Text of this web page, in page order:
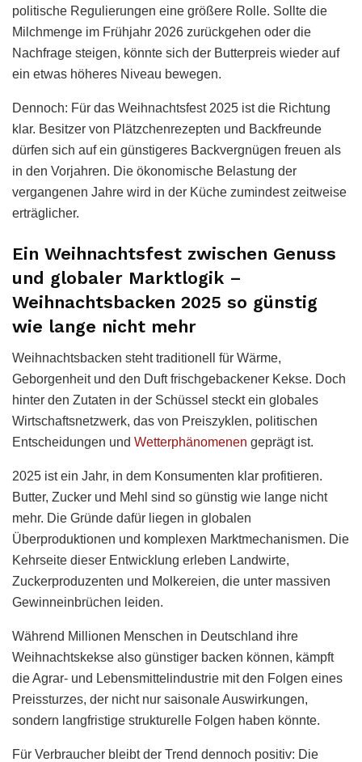
politische Regulierungen eine größere Rolle. Sollte die
Milchmenge im Frühjahr 2026 zurückgehen oder die
Nachfrage steigen, könnte sich der Butterpreis wieder auf
ein etwas höheres Niveau bewegen.
Dennoch: Für das Weihnachtsfest 2025 ist die Richtung
klar. Besitzer von Plätzchenrezepten und Backfreunde
dürfen sich auf ein günstigeres Backvergnügen freuen als
in den Vorjahren. Die ökonomische Belastung der
vergangenen Jahre wird in der Küche zumindest zeitweise
erträglicher.
Ein Weihnachtsfest zwischen Genuss
und globaler Marktlogik –
Weihnachtsbacken 2025 so günstig
wie lange nicht mehr
Weihnachtsbacken steht traditionell für Wärme,
Geborgenheit und den Duft frischgebackener Kekse. Doch
hinter den Zutaten in der Schüssel steckt ein globales
Wirtschaftsnetzwerk, das von Preiszyklen, politischen
Entscheidungen und Wetterphänomenen geprägt ist.
2025 ist ein Jahr, in dem Konsumenten klar profitieren.
Butter, Zucker und Mehl sind so günstig wie lange nicht
mehr. Die Gründe dafür liegen in globalen
Überproduktionen und komplexen Marktmechanismen. Die
Kehrseite dieser Entwicklung erleben Landwirte,
Zuckerproduzenten und Molkereien, die unter massiven
Gewinneinbrüchen leiden.
Während Millionen Menschen in Deutschland ihre
Weihnachtskekse also günstiger backen können, kämpft
die Agrar- und Lebensmittelindustrie mit den Folgen eines
Preissturzes, der nicht nur saisonale Auswirkungen,
sondern langfristige strukturelle Folgen haben könnte.
Für Verbraucher bleibt der Trend dennoch positiv: Die